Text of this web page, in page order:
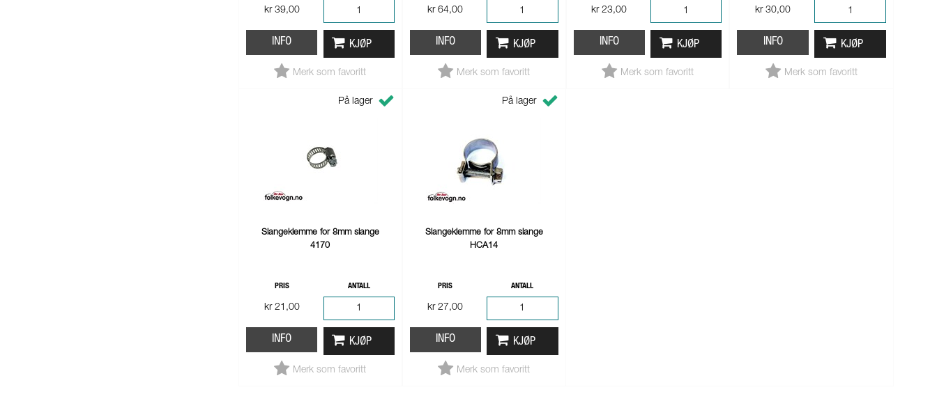
kr 39,00
INFO KJØP
Merk som favoritt
kr 64,00
INFO KJØP
Merk som favoritt
kr 23,00
INFO KJØP
Merk som favoritt
kr 30,00
INFO KJØP
Merk som favoritt
På lager
Slangeklemme for 8mm slange
4170
PRIS
kr 21,00
ANTALL
INFO KJØP
Merk som favoritt
På lager
Slangeklemme for 8mm slange
HCA14
PRIS
kr 27,00
ANTALL
INFO KJØP
Merk som favoritt